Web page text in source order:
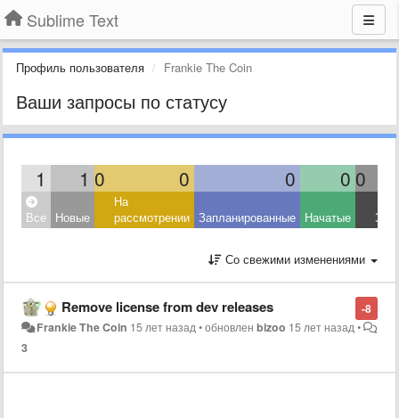
Sublime Text
Профиль пользователя Frankie The Coin
Ваши запросы по статусу
1 1 0 0 0 0 0
Все Новые
На
рассмотрении Запланированные Начатые
Со свежими изменениями
-8
Remove license from dev releases
Frankie The Coin 15 лет назад•обновленbizoo 15 лет назад•
3